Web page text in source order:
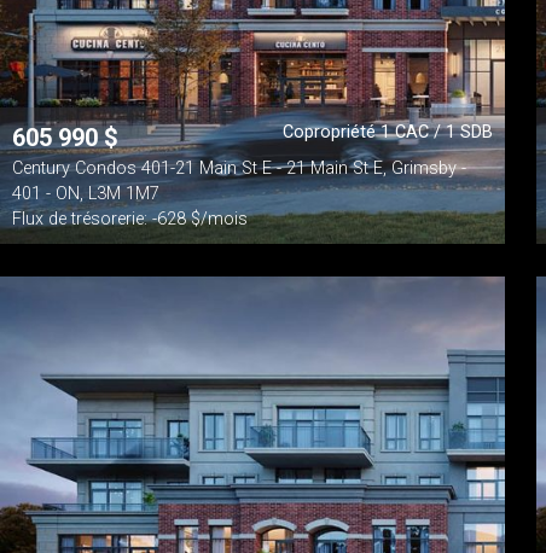
605 990$
Copropriété 1 CAC / 1 SDB
Century Condos 401-21 Main St E - 21 Main St E, Grimsby -
401 - ON, L3M 1M7
Flux de trésorerie: -628 $/mois